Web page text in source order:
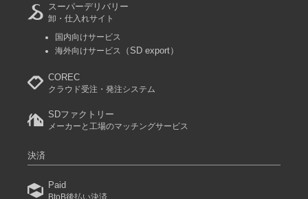
スーパーデリバリー
卸・仕入れサイト
国内向けサービス
海外向けサービス
（SD export）
COREC
クラウド受注・発注システム
SDファクトリー
メーカーと工場のマッチングサービス
決済
Paid
BtoB後払い決済